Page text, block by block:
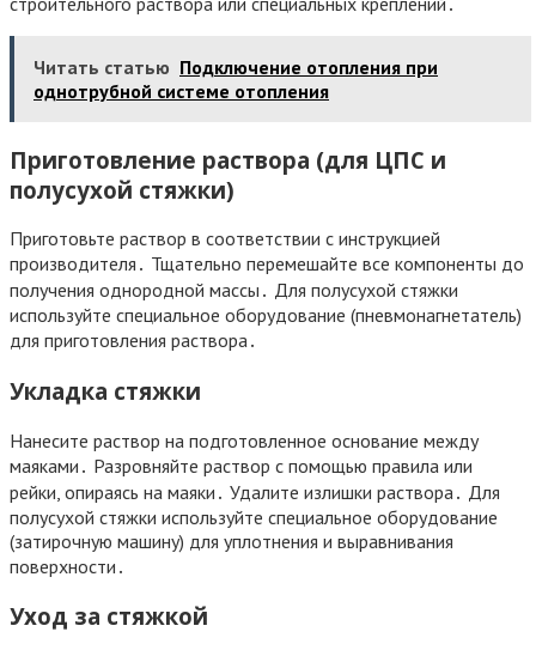
Читать статью Подключение отопления при
однотрубной системе отопления
Приготовление раствора (для ЦПС и
полусухой стяжки)
Приготовьте раствор в соответствии с инструкцией
производителя․ Тщательно перемешайте все компоненты до
получения однородной массы․ Для полусухой стяжки
используйте специальное оборудование (пневмонагнетатель)
для приготовления раствора․
Укладка стяжки
Нанесите раствор на подготовленное основание между
маяками․ Разровняйте раствор с помощью правила или
рейки, опираясь на маяки․ Удалите излишки раствора․ Для
полусухой стяжки используйте специальное оборудование
(затирочную машину) для уплотнения и выравнивания
поверхности․
Уход за стяжкой